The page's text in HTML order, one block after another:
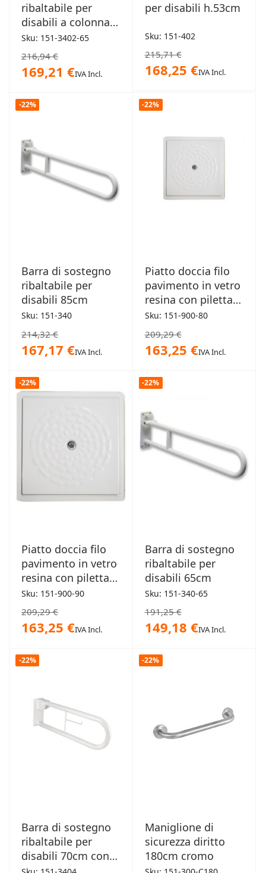
ribaltabile per
disabili a colonna
65cm
Sku: 151-3402-65
216,94 €
169,21 €IVA Incl.
per disabili h.53cm
Sku: 151-402
215,71 €
168,25 €IVA Incl.
-22%
Barra di sostegno
ribaltabile per
disabili 85cm
Sku: 151-340
214,32 €
167,17 €IVA Incl.
-22%
Piatto doccia filo
pavimento in vetro
resina con piletta
80x80cm
Sku: 151-900-80
209,29 €
163,25 €IVA Incl.
-22%
Piatto doccia filo
pavimento in vetro
resina con piletta
90x90cm
Sku: 151-900-90
209,29 €
163,25 €IVA Incl.
-22%
Barra di sostegno
ribaltabile per
disabili 65cm
Sku: 151-340-65
191,25 €
149,18 €IVA Incl.
-22%
Barra di sostegno
ribaltabile per
disabili 70cm con
porta rotolo senza
-22%
Maniglione di
sicurezza diritto
180cm cromo